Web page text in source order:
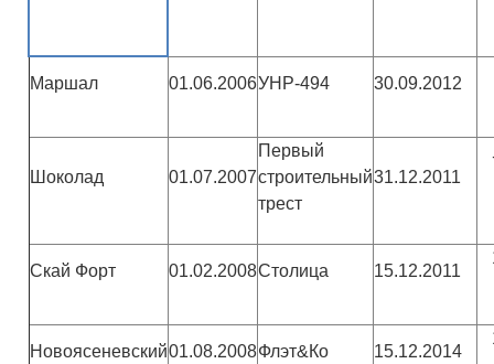
Маршал 01.06.2006УНР-494 30.09.2012
Шоколад 01.07.2007
Первый
строительный
трест
31.12.2011
Скай Форт 01.02.2008Столица 15.12.2011
Новоясеневский01.08.2008Флэт&Ко 15.12.2014